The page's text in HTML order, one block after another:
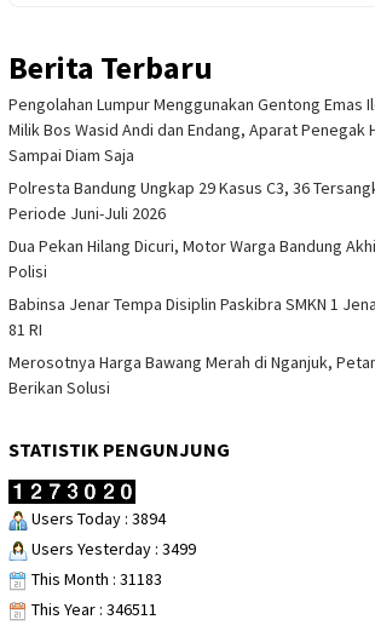
Berita Terbaru
Pengolahan Lumpur Menggunakan Gentong Emas
Milik Bos Wasid Andi dan Endang, Aparat Penegak
Sampai Diam Saja
Polresta Bandung Ungkap 29 Kasus C3, 36
Periode Juni-Juli 2026
Dua Pekan Hilang Dicuri, Motor Warga Bandung
Polisi
Babinsa Jenar Tempa Disiplin Paskibra SMKN 1
81 RI
Merosotnya Harga Bawang Merah di Nganjuk,
Berikan Solusi
STATISTIK PENGUNJUNG
Users Today : 3894
Users Yesterday : 3499
This Month : 31183
This Year : 346511